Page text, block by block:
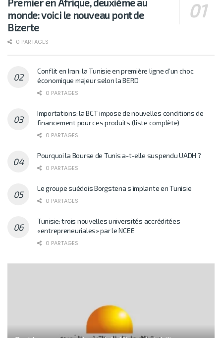
Premier en Afrique, deuxième au
monde: voici le nouveau pont de
Bizerte
0 PARTAGES
Conflit en Iran: la Tunisie en première ligne d’un choc
économique majeur selon la BERD
0 PARTAGES
Importations: la BCT impose de nouvelles conditions de
financement pour ces produits (liste complète)
0 PARTAGES
Pourquoi la Bourse de Tunis a-t-elle suspendu UADH ?
0 PARTAGES
Le groupe suédois Borgstena s’implante en Tunisie
0 PARTAGES
Tunisie: trois nouvelles universités accréditées
«entrepreneuriales» par le NCEE
0 PARTAGES